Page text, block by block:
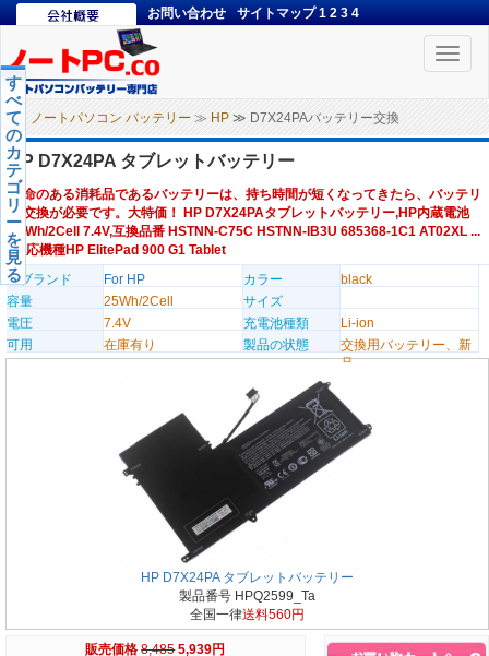
お問い合わせ サイトマップ 1 2 3 4
Toggle
ノートパソコン バッテリー ≫ HP ≫ D7X24PAバッテリー交換
す
べ
て
の
カ
テ
ゴ
リ
ー
を
見
る
HP D7X24PA タブレットバッテリー
寿命のある消耗品であるバッテリーは、持ち時間が短くなってきたら、バッテリ
ー交換が必要です。大特価！ HP D7X24PAタブレットバッテリー,HP内蔵電池
25Wh/2Cell 7.4V,互換品番 HSTNN-C75C HSTNN-IB3U 685368-1C1 AT02XL ...
,対応機種HP ElitePad 900 G1 Tablet
のブランド
For HP カラー
black
容量
25Wh/2Cell
サイズ
電圧
7.4V 充電池種類
Li-ion
可用
在庫有り 製品の状態
交換用バッテリー、新
品
HP D7X24PA タブレットバッテリー
製品番号 HPQ2599_Ta
全国一律送料560円
販売価格 8,485 5,939円